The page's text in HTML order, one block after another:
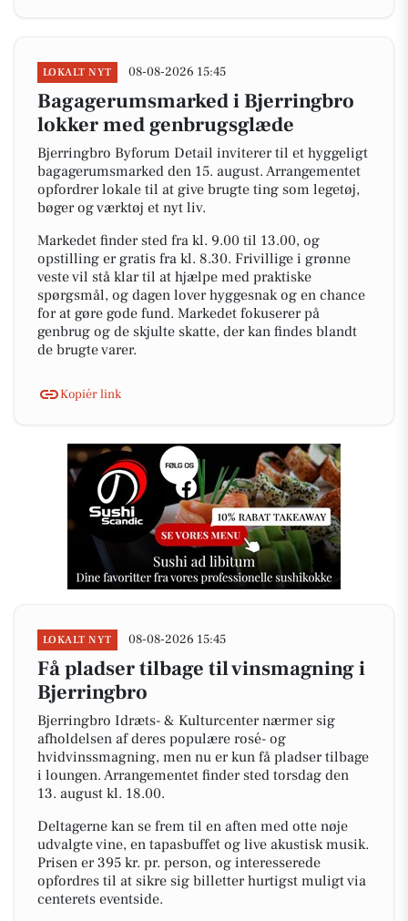
LOKALT NYT 08-08-2026 15:45
Bagagerumsmarked i Bjerringbro
lokker med genbrugsglæde
Bjerringbro Byforum Detail inviterer til et hyggeligt
bagagerumsmarked den 15. august. Arrangementet
opfordrer lokale til at give brugte ting som legetøj,
bøger og værktøj et nyt liv.
Markedet finder sted fra kl. 9.00 til 13.00, og
opstilling er gratis fra kl. 8.30. Frivillige i grønne
veste vil stå klar til at hjælpe med praktiske
spørgsmål, og dagen lover hyggesnak og en chance
for at gøre gode fund. Markedet fokuserer på
genbrug og de skjulte skatte, der kan findes blandt
de brugte varer.
Kopiér link
LOKALT NYT 08-08-2026 15:45
Få pladser tilbage til vinsmagning i
Bjerringbro
Bjerringbro Idræts- & Kulturcenter nærmer sig
afholdelsen af deres populære rosé- og
hvidvinssmagning, men nu er kun få pladser tilbage
i loungen. Arrangementet finder sted torsdag den
13. august kl. 18.00.
Deltagerne kan se frem til en aften med otte nøje
udvalgte vine, en tapasbuffet og live akustisk musik.
Prisen er 395 kr. pr. person, og interesserede
opfordres til at sikre sig billetter hurtigst muligt via
centerets eventside.